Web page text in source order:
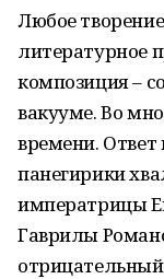
Любое
литературное
композиция –
вакууме. Во
времени.
панегирики
императрицы
Гаврилы
отрицательный